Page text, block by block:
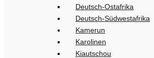
Deutsch-Ostafrika
Deutsch-Südwestafrika
Kamerun
Karolinen
Kiautschou